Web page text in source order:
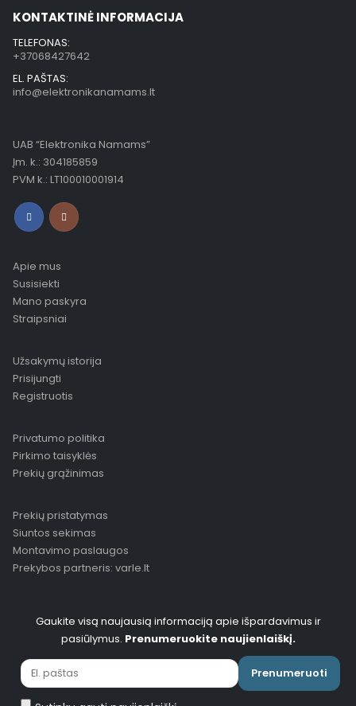
KONTAKTINĖ INFORMACIJA
TELEFONAS:
+37068427642
EL. PAŠTAS:
info@elektronikanamams.lt
UAB “Elektronika Namams”
Įm. k.: 304185859
PVM k.: LT100010001914
Apie mus
Susisiekti
Mano paskyra
Straipsniai
Užsakymų istorija
Prisijungti
Registruotis
Privatumo politika
Pirkimo taisyklės
Prekių grąžinimas
Prekių pristatymas
Siuntos sekimas
Montavimo paslaugos
Prekybos partneris: varle.lt
Gaukite visą naujausią informaciją apie išpardavimus ir
pasiūlymus. Prenumeruokite naujienlaiškį.
Prenumeruoti